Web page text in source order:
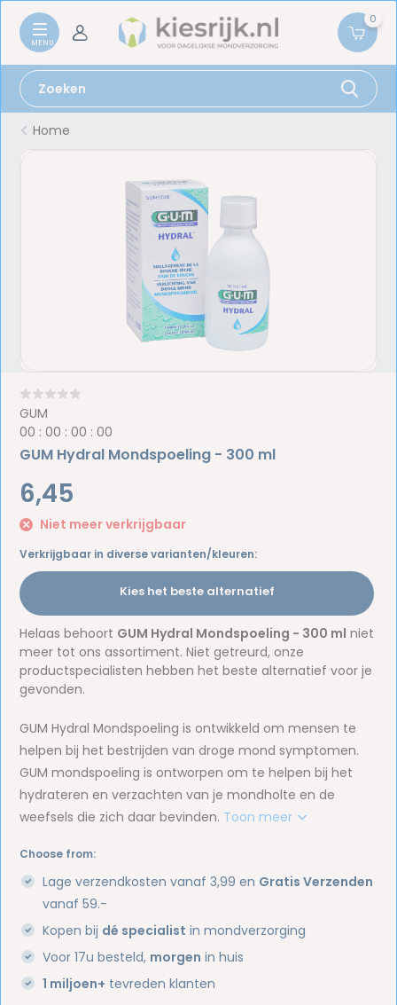
0
Home
GUM
00 :00 :00 :00
GUM Hydral Mondspoeling - 300 ml
6,45
Niet meer verkrijgbaar
Verkrijgbaar in diverse varianten/kleuren:
Kies het beste alternatief
Helaas behoort GUM Hydral Mondspoeling - 300 ml niet
meer tot ons assortiment. Niet getreurd, onze
productspecialisten hebben het beste alternatief voor je
gevonden.
GUM Hydral Mondspoeling is ontwikkeld om mensen te
helpen bij het bestrijden van droge mond symptomen.
GUM mondspoeling is ontworpen om te helpen bij het
hydrateren en verzachten van je mondholte en de
weefsels die zich daar bevinden. Toon meer
Choose from:
Lage verzendkosten vanaf 3,99 en Gratis Verzenden
vanaf 59.-
Kopen bij dé specialist in mondverzorging
Voor 17u besteld, morgen in huis
1 miljoen+ tevreden klanten